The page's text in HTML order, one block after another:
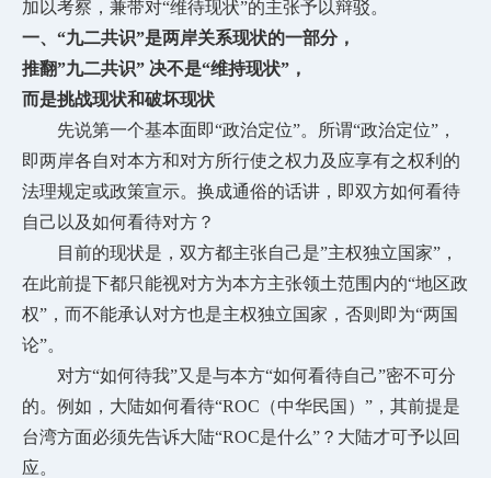
加以考察，兼带对“维待现状”的主张予以辩驳。
一、 “九二共识”是两岸关系现状的一部分，
推翻”九二共识” 决不是“维持现状”，
而是挑战现状和破坏现状
先说第一个基本面即“政治定位”。所谓“政治定位”，
即两岸各自对本方和对方所行使之权力及应享有之权利的
法理规定或政策宣示。换成通俗的话讲，即双方如何看待
自己以及如何看待对方？
目前的现状是，双方都主张自己是”主权独立国家”，
在此前提下都只能视对方为本方主张领土范围内的“地区政
权”，而不能承认对方也是主权独立国家，否则即为“两国
论”。
对方“如何待我”又是与本方“如何看待自己”密不可分
的。例如，大陆如何看待“ROC（中华民国）”，其前提是
台湾方面必须先告诉大陆“ROC是什么”？大陆才可予以回
应。